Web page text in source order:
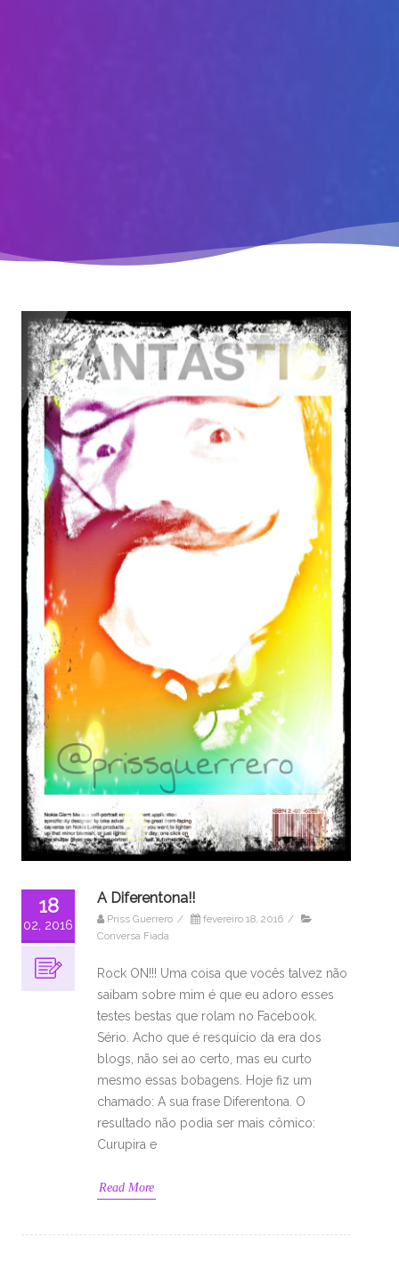
18
02, 2016
A Diferentona!!
Priss Guerrero / fevereiro 18, 2016 /
Conversa Fiada
Rock ON!!! Uma coisa que vocês talvez não
saibam sobre mim é que eu adoro esses
testes bestas que rolam no Facebook.
Sério. Acho que é resquício da era dos
blogs, não sei ao certo, mas eu curto
mesmo essas bobagens. Hoje fiz um
chamado: A sua frase Diferentona. O
resultado não podia ser mais cômico:
Curupira e
Read More